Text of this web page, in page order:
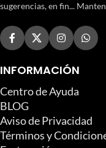
sugerencias, en fin...
INFORMACIÓN
Centro de Ayuda
BLOG
Aviso de Privacidad
Términos y